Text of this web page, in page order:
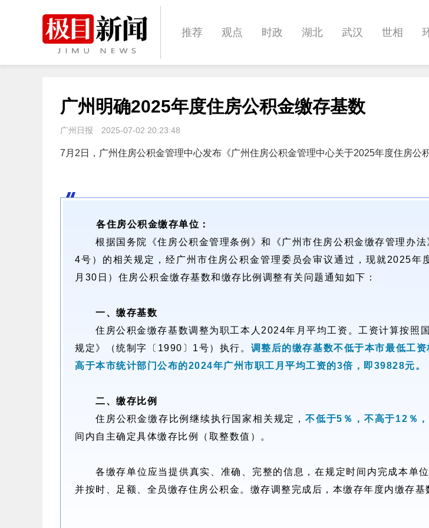
推荐 观点 时政 湖北 武汉 世相
体育 娱乐 影像 帅作文 International
广州明确2025年度住房公积金缴存基数
广州日报 2025-07-02 20:23:48
7月2日，广州住房公积金管理中心发布《广州住房公积金管理中心关于2025年度住房公
各住房公积金缴存单位：
根据国务院《住房公积金管理条例》和《广州市住房公积金缴存管理办
4号）的相关规定，经广州市住房公积金管理委员会审议通过，现就2025
月30日）住房公积金缴存基数和缴存比例调整有关问题通知如下：
一、缴存基数
住房公积金缴存基数调整为职工本人2024年月平均工资。工资计算按照
规定》（统制字〔1990〕1号）执行。 调整后的缴存基数不低于本市最低工
高于本市统计部门公布的2024年广州市职工月平均工资的3倍，即39828元。
二、缴存比例
住房公积金缴存比例继续执行国家相关规定， 不低于5％，不高于12％，
间内自主确定具体缴存比例（取整数值）。
各缴存单位应当提供真实、准确、完整的信息，在规定时间内完成本单
并按时、足额、全员缴存住房公积金。缴存调整完成后，本缴存年度内缴存基